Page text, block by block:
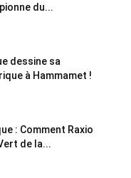
du...
dessine sa
à Hammamet !
: Comment Raxio
de la...